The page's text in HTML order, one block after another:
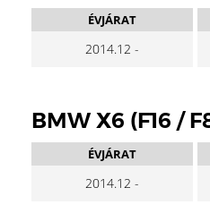
ÉVJÁRAT
2014.12 -
BMW X6 (F16 /
ÉVJÁRAT
2014.12 -